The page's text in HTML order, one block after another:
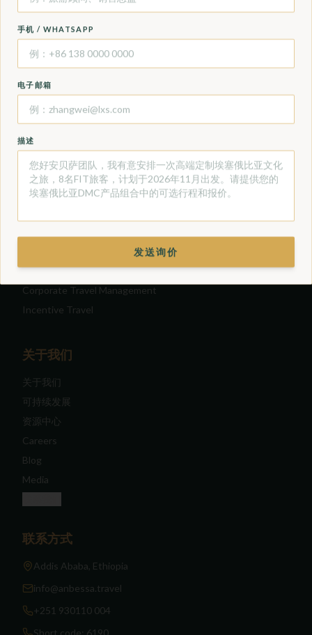
Sea and Beach Tours
Special Interest Tours
Stopover Tours
Wildlife Tours
商务、MICE与奖励旅游
Accommodation
Car Rental
Charter Flight
Concierge
Virtual Travel Experience
Corporate Travel Management
Incentive Travel
关于我们
关于我们
可持续发展
资源中心
Careers
Blog
Media
联系方式
Addis Ababa, Ethiopia
info@anbessa.travel
+251 930110 004
Short code: 6190
手机 / WHATSAPP
电子邮箱
描述
发送询价